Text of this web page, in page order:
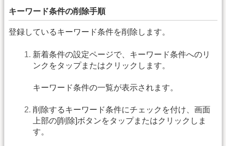
キーワード条件の削除手順
登録しているキーワード条件を削除します。
新着条件の設定ページで、キーワード条件へのリ
ンクをタップまたはクリックします。
キーワード条件の一覧が表示されます。
削除するキーワード条件にチェックを付け、画面
上部の[削除]ボタンをタップまたはクリックしま
す。